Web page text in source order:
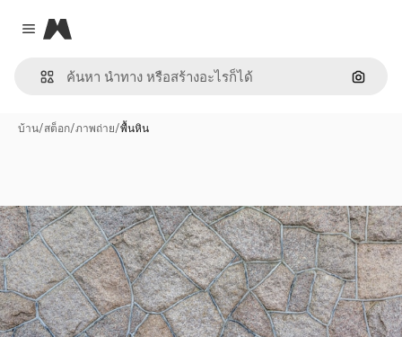
Close menu
Magnific
ค้นหา
บ้าน/สต็อก/ภาพถ่าย/พื้นหิน